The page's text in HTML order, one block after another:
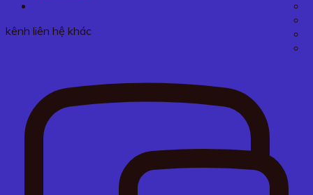
kênh liên hệ khác